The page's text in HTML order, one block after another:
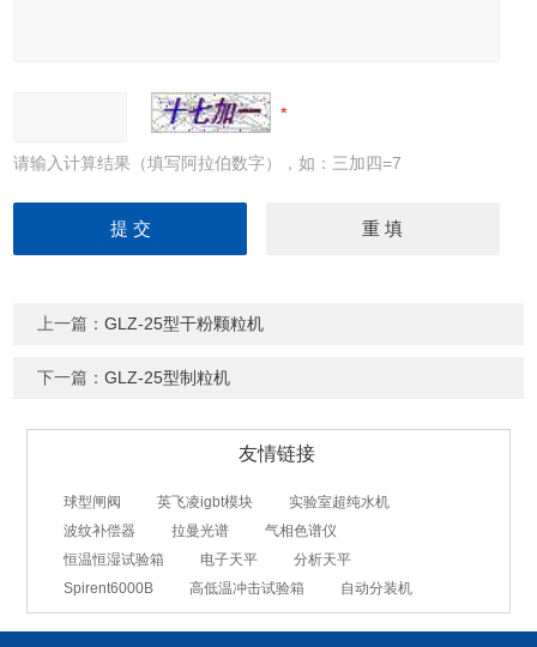
请输入计算结果（填写阿拉伯数字），如：三加四=7
上一篇：GLZ-25型干粉颗粒机
下一篇：GLZ-25型制粒机
友情链接
球型闸阀 英飞凌igbt模块
实验室超纯水机
波纹补偿器
拉曼光谱
气相色谱仪
恒温恒湿试验箱
电子天平
分析天平
Spirent6000B
高低温冲击试验箱 自动分装机